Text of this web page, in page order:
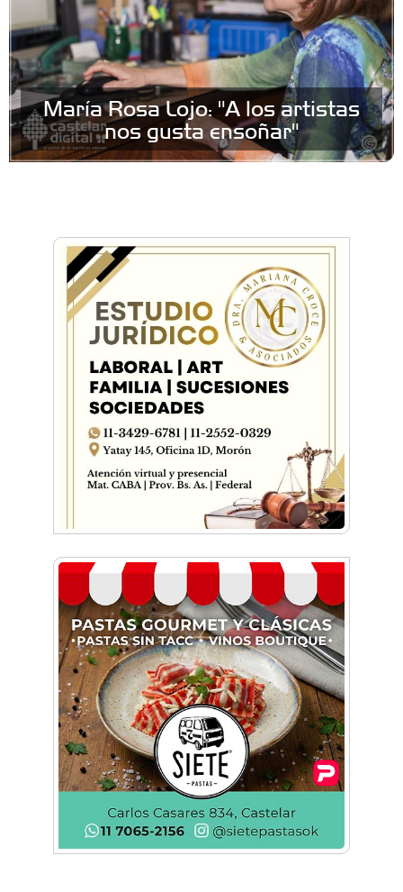
María Rosa Lojo: "A los artistas
nos gusta ensoñar"